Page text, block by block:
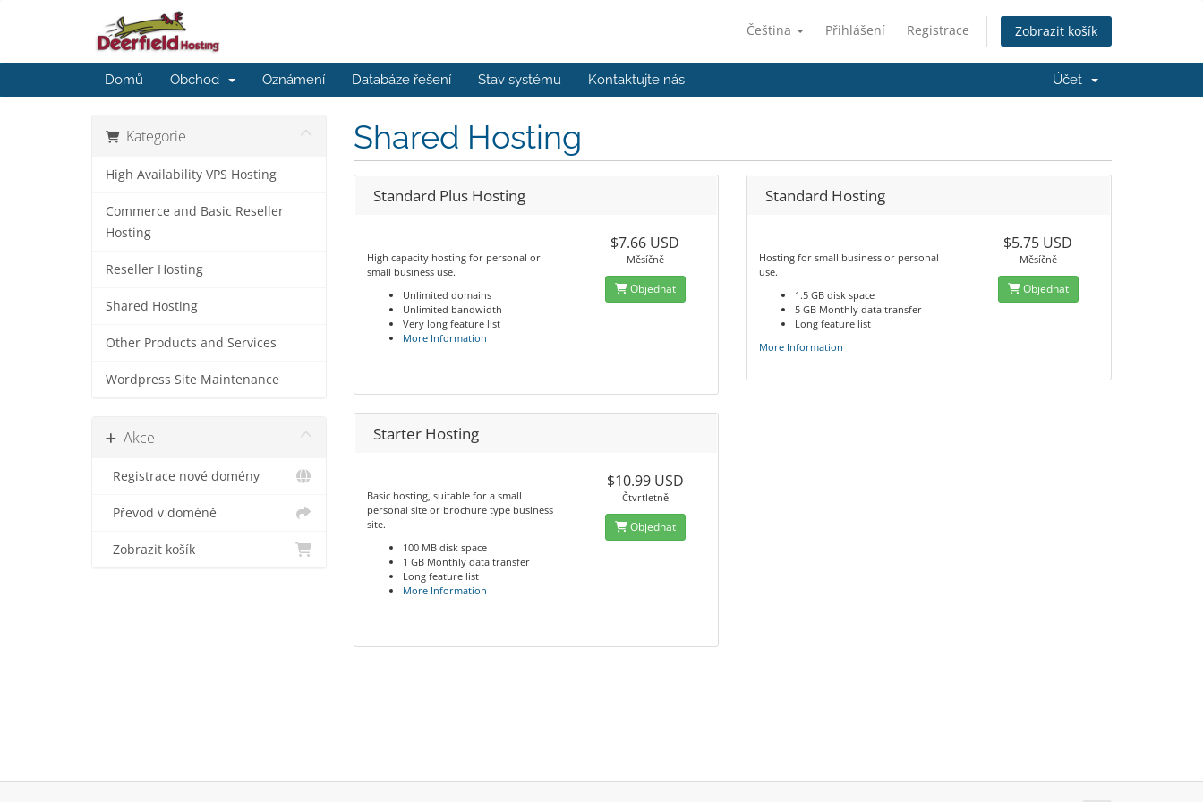
Čeština Přihlášení Registrace Zobrazit košík
Domů Obchod Oznámení Databáze řešení Stav systému Kontaktujte nás Účet
Kategorie
High Availability VPS Hosting
Commerce and Basic Reseller
Hosting
Reseller Hosting
Shared Hosting
Other Products and Services
Wordpress Site Maintenance
Akce
Registrace nové domény
Převod v doméně
Zobrazit košík
Shared Hosting
Standard Plus Hosting
High capacity hosting for personal or
small business use.
Unlimited domains
Unlimited bandwidth
Very long feature list
More Information
$7.66 USD
Měsíčně
Objednat
Standard Hosting
Hosting for small business or personal
use.
1.5 GB disk space
5 GB Monthly data transfer
Long feature list
More Information
$5.75 USD
Měsíčně
Objednat
Starter Hosting
Basic hosting, suitable for a small
personal site or brochure type business
site.
100 MB disk space
1 GB Monthly data transfer
Long feature list
More Information
$10.99 USD
Čtvrtletně
Objednat